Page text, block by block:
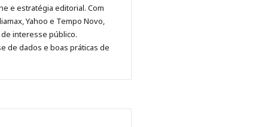
no
Pinterest
no
LinkedIn
no
Instagram
no
Facebook
e estratégia editorial. Com
Yahoo e Tempo Novo,
interesse público.
de dados e boas práticas de